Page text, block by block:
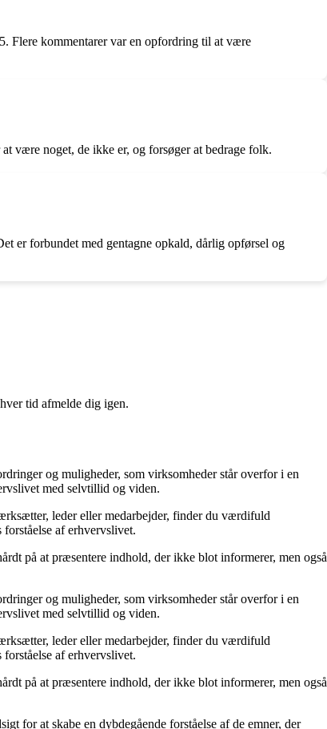
Flere kommentarer var en opfordring til at være
være noget, de ikke er, og forsøger at bedrage folk.
er forbundet med gentagne opkald, dårlig opførsel og
tid afmelde dig igen.
og muligheder, som virksomheder står overfor i en
med selvtillid og viden.
leder eller medarbejder, finder du værdifuld
af erhvervslivet.
på at præsentere indhold, der ikke blot informerer, men også
og muligheder, som virksomheder står overfor i en
med selvtillid og viden.
leder eller medarbejder, finder du værdifuld
af erhvervslivet.
på at præsentere indhold, der ikke blot informerer, men også
for at skabe en dybdegående forståelse af de emner, der